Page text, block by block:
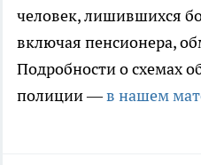
человек, лишившихся
включая пенсионера,
Подробности о схемах
полиции —в нашем